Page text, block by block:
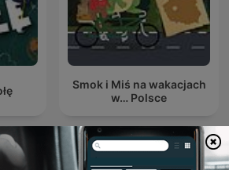
Smok i Miś na wakacjach
w… Polsce